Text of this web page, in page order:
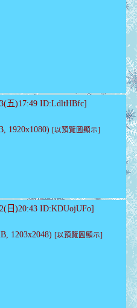
五)17:49 ID:LdltHBfc]
1920x1080) [以預覽圖顯示]
日)20:43 ID:KDUojUFo]
1203x2048) [以預覽圖顯示]